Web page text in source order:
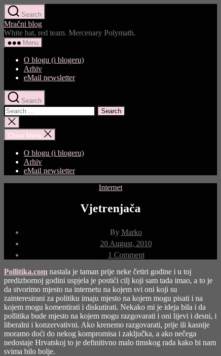
Skip
to
the
content
Search
Mračni blog
White hat, red team. Mercenary Polymath.
Menu
O blogu (i blogeru)
Arhiv
eMail newsletter
Search
Search
for:
Close
search
Close Menu
O blogu (i blogeru)
Arhiv
eMail newsletter
Categories
Internet
Vjetrenjača
Post
author
By Marko
Post
date
20 August, 2010
1 Commenton
Vjetrenjača
Pollitika.com nastala je taman prije neke četiri godine i u toj
predizbornoj godini uspjela je postići cilj koji sam tada imao, a to je
da stvorimo mjesto na internetu na kojem svi oni koji su
zainteresirani za politiku imaju mjesto na kojem mogu pisati i na
kojem mogu komentirati i diskutirati. Nekako mi je ideja bila i da
pollitika bude mjesto na kojem mogu razgovarati i oni lijevi i desni, i
liberalni i konzervativni. Ako krenemo razgovarati, prije ili kasnije
moramo doći do nekog kompromisa i zaključka, a ako nečega
nedostaje Hrvatskoj to je definitivno malo timskog rada kako bi nam
svima bilo bolje.